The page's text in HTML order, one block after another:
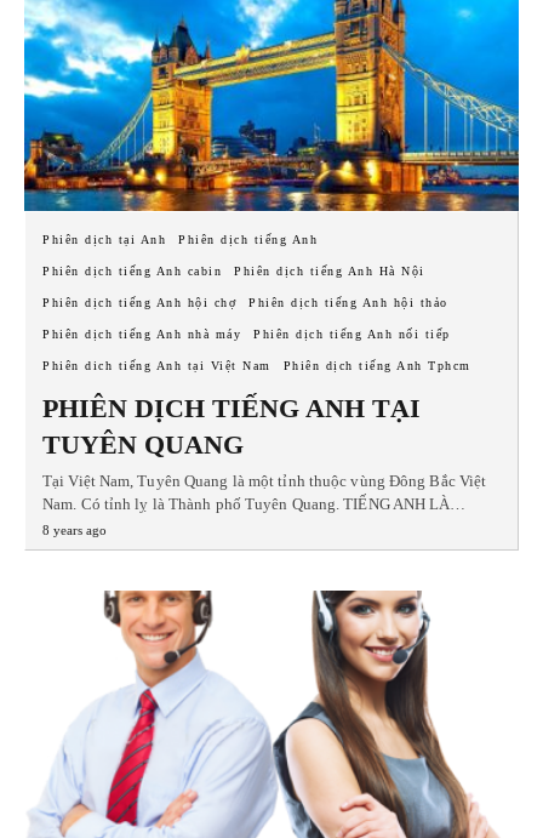
Phiên dịch tại Anh Phiên dịch tiếng Anh
Phiên dịch tiếng Anh cabin Phiên dịch tiếng Anh Hà Nội
Phiên dịch tiếng Anh hội chợ Phiên dịch tiếng Anh hội thảo
Phiên dịch tiếng Anh nhà máy Phiên dịch tiếng Anh nối tiếp
Phiên dich tiếng Anh tại Việt Nam Phiên dịch tiếng Anh Tphcm
PHIÊN DỊCH TIẾNG ANH TẠI
TUYÊN QUANG
Tại Việt Nam, Tuyên Quang là một tỉnh thuộc vùng Đông Bắc Việt
Nam. Có tỉnh lỵ là Thành phố Tuyên Quang. TIẾNG ANH LÀ…
8 years ago